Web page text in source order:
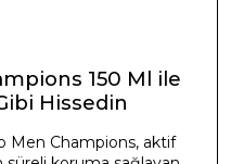
150 Ml ile
Hissedin
Men Champions, aktif